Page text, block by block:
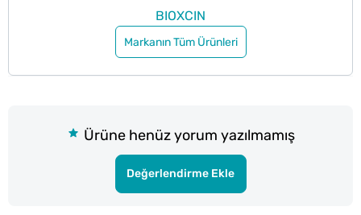
BIOXCIN
Markanın Tüm Ürünleri
Ürüne henüz yorum yazılmamış
Değerlendirme Ekle